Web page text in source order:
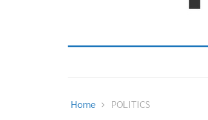
Home POLITICS